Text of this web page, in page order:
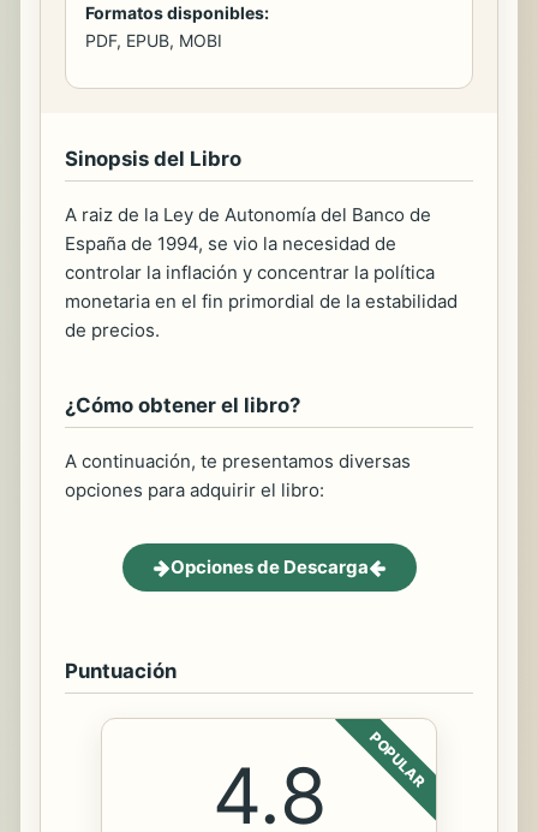
Formatos disponibles:
PDF, EPUB, MOBI
Sinopsis del Libro
A raiz de la Ley de Autonomía del Banco de
España de 1994, se vio la necesidad de
controlar la inflación y concentrar la política
monetaria en el fin primordial de la estabilidad
de precios.
¿Cómo obtener el libro?
A continuación, te presentamos diversas
opciones para adquirir el libro:
Opciones de Descarga
Puntuación
POPULAR
4.8